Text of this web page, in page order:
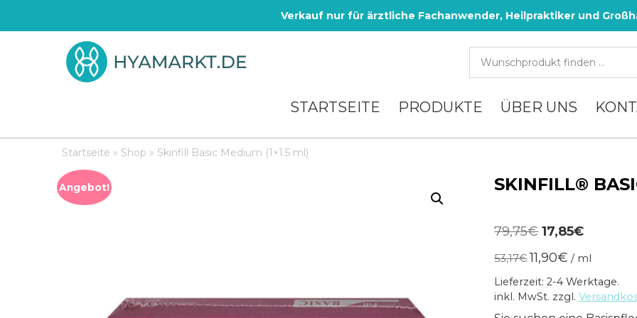
Verkauf nur für ärztliche Fachanwender, Heilpraktiker und
STARTSEITE PRODUKTE ÜBER UNS
Startseite » Shop » Skinfill Basic Medium (1×1.5 ml)
Angebot! SKINFILL®
79,75€
Preis
79,75€
17,85€
17,85€.
53,17€ 11,90€ / ml
Lieferzeit: 2-4 Werktage.
inkl. MwSt. zzgl.